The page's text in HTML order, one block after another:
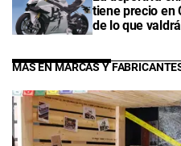
tiene precio en
de lo que
MÁS EN MARCAS Y